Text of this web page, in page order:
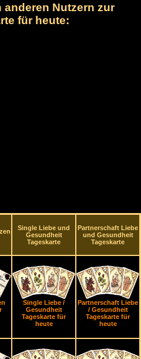
anderen Nutzern zur
für heute:
Single Liebe und
Gesundheit
Tageskarte
Partnerschaft Liebe
und Gesundheit
Tageskarte
Single Liebe /
Gesundheit
Tageskarte für
heute
Partnerschaft Liebe
/ Gesundheit
Tageskarte für
heute